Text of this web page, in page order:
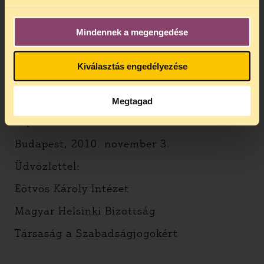
Mindennek a megengedése
Kiválasztás engedélyezése
Megtagad
hozzájárult az alkotmányosság
megszüntetéséhez, vagy olyanként, aki a
rábízott hatalmat felelősen gondolkodó
javaslatokat, és győzze meg erről a
Budapest, 2010. november 3.
Üdvözlettel:
Eötvös Károly Intézet
Magyar Helsinki Bizottság
Társaság a Szabadságjogokért